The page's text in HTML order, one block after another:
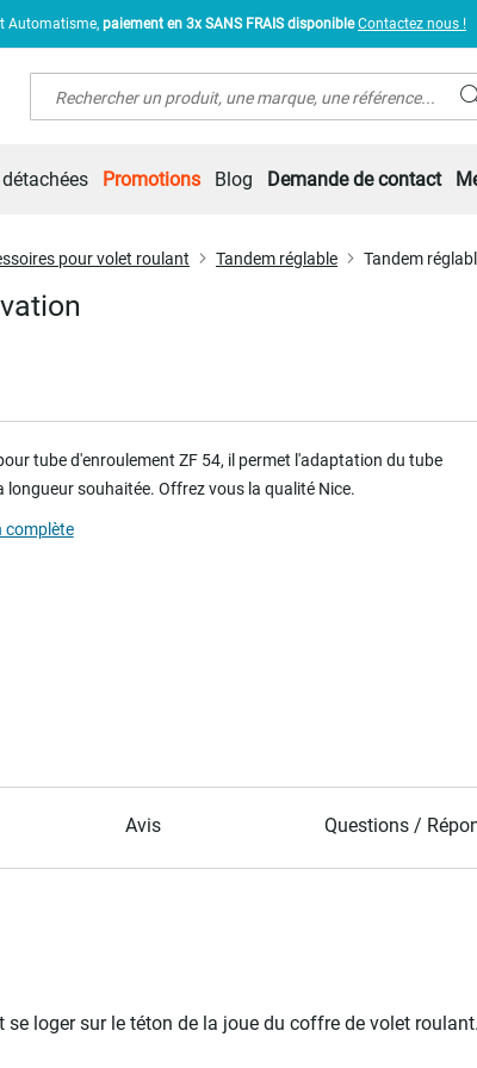
Automatisme, paiement en 3x SANS FRAIS disponible Contactez nous !
Promotions Blog Demande de contact
pour volet roulant Tandem réglable Tandem
tube d'enroulement ZF 54, il permet l'adaptation du tube
longueur souhaitée. Offrez vous la qualité Nice.
complète
Avis Questions /
loger sur le téton de la joue du coffre de volet roulant.